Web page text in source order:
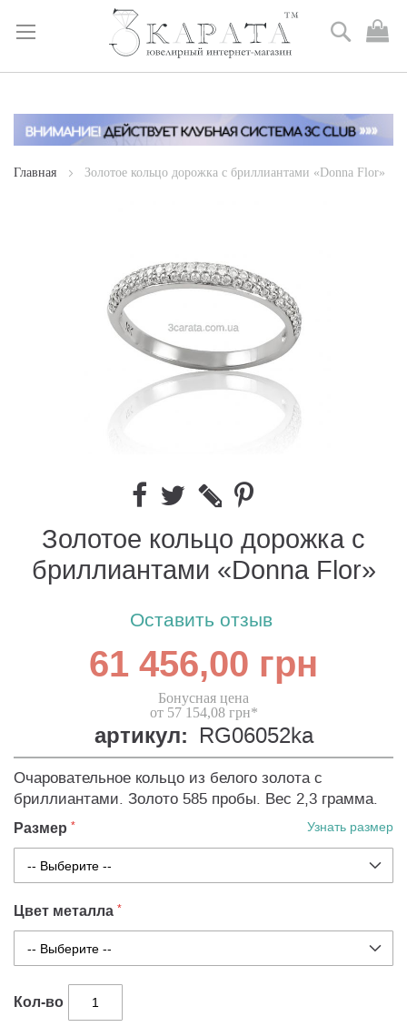
Skip
Content
Поиск
Главная Золотое кольцо дорожка с бриллиантами «Donna Flor»
Золотое кольцо дорожка с
бриллиантами «Donna Flor»
Оставить отзыв
61 456,00 грн
Бонусная цена
от 57 154,08 грн*
артикул: RG06052ka
Очаровательное кольцо из белого золота с
бриллиантами. Золото 585 пробы. Вес 2,3 грамма.
Размер Узнать размер
Цвет металла
Кол-во